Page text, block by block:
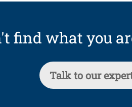
find what you
Talk to our